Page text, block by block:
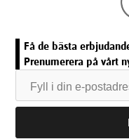
Få de bästa
Prenumerera på vårt